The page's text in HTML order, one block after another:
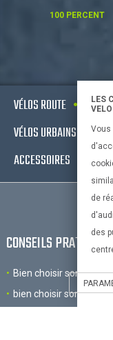
LES
Vous
de
des
100 PERCENT
VÉLOS ROUTE VTT
VÉLOS URBAINS &
ACCESSOIRES
CONSEILS PRATIQUES
Bien choisir son velo
bien choisir son